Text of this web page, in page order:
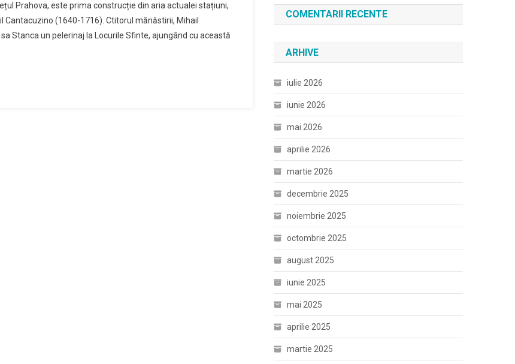
Prahova, este prima construcție din aria actualei stațiuni,
(1640-1716). Ctitorul mănăstirii, Mihail
Stanca un pelerinaj la Locurile Sfinte, ajungând cu această
COMENTARII RECENTE
ARHIVE
iulie 2026
iunie 2026
mai 2026
aprilie 2026
martie 2026
decembrie 2025
noiembrie 2025
octombrie 2025
august 2025
iunie 2025
mai 2025
aprilie 2025
martie 2025